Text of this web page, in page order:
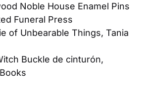
Noble House Enamel Pins
Funeral Press
of Unbearable Things, Tania
Buckle de cinturón,